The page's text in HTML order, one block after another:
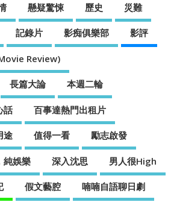
懸疑驚悚 歷史 災難
記錄片 影痴俱樂部 影評
Review)
長篇大論 本週二輪
話 百事達熱門出租片
途 值得一看 勵志啟發
純娛樂 深入沈思 男人很High
假文藝腔 喃喃自語聊日劇